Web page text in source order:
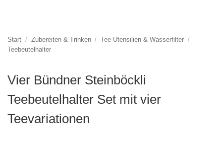
Start / Zubereiten & Trinken / Tee-Utensilien & Wasserfilter /
Teebeutelhalter
Vier Bündner Steinböckli
Teebeutelhalter Set mit vier
Teevariationen